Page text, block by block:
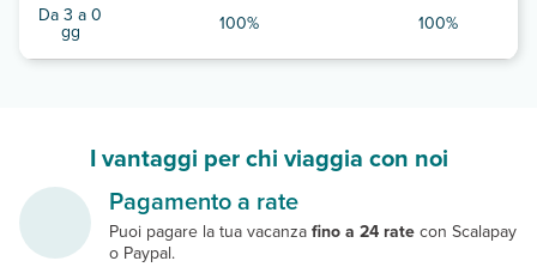
Da 3 a 0
gg 100% 100%
I vantaggi per chi viaggia con noi
Pagamento a rate
Puoi pagare la tua vacanzafino a 24 ratecon Scalapay
o Paypal.